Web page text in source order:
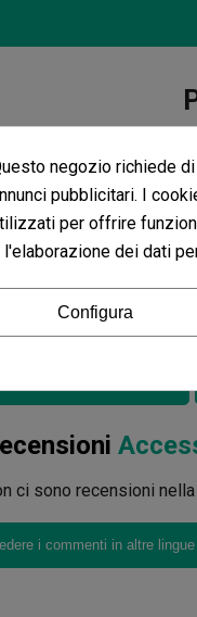
Rete Elastica Scrog 60 - 80 - 100 - 120cm
ci sono recensioni
i commenti in altre lingue
negozio richiede
pubblicitari. I
per offrire
l'elaborazione dei dati
Configura